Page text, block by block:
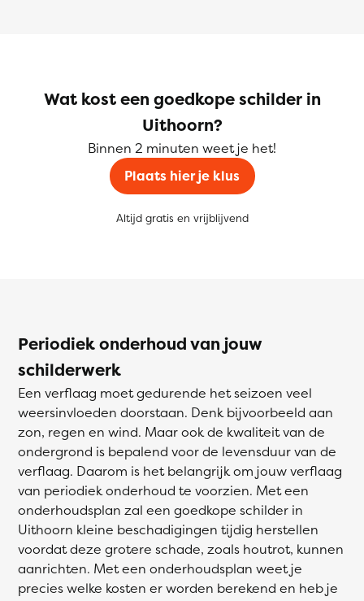
Wat kost een goedkope schilder in
Uithoorn?
Binnen 2 minuten weet je het!
Plaats hier je klus
Altijd gratis en vrijblijvend
Periodiek onderhoud van jouw
schilderwerk
Een verflaag moet gedurende het seizoen veel
weersinvloeden doorstaan. Denk bijvoorbeeld aan
zon, regen en wind. Maar ook de kwaliteit van de
ondergrond is bepalend voor de levensduur van de
verflaag. Daarom is het belangrijk om jouw verflaag
van periodiek onderhoud te voorzien. Met een
onderhoudsplan zal een goedkope schilder in
Uithoorn kleine beschadigingen tijdig herstellen
voordat deze grotere schade, zoals houtrot, kunnen
aanrichten. Met een onderhoudsplan weet je
precies welke kosten er worden berekend en heb je